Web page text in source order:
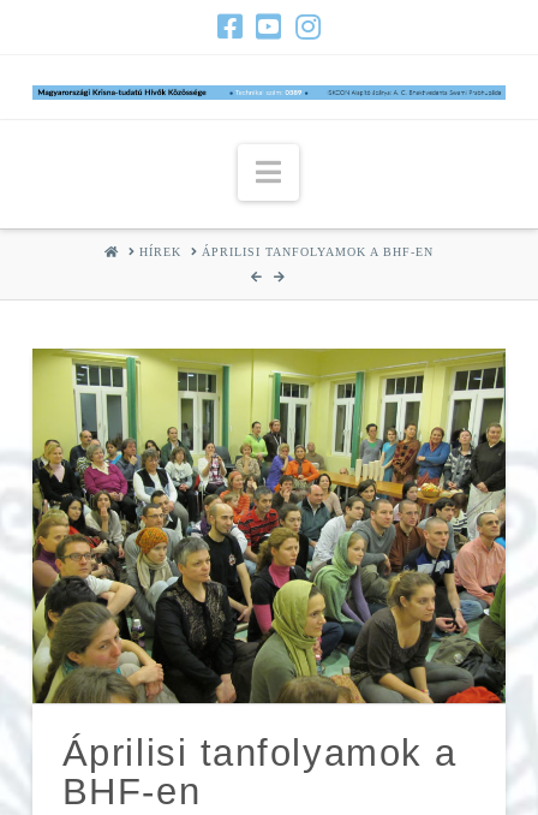
Navigation
HOMEHÍREK ÁPRILISI TANFOLYAMOK A BHF-EN
Áprilisi tanfolyamok a
BHF-en